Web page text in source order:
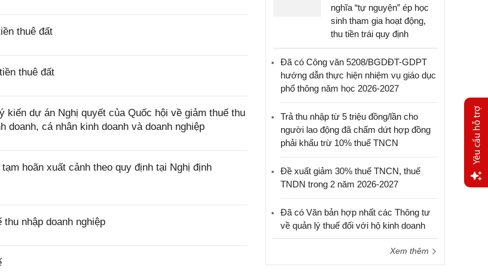
thuê đất
thuê đất
kiến dự án Nghị quyết của Quốc hội về giảm thuế thu
doanh, cá nhân kinh doanh và doanh nghiệp
hoãn xuất cảnh theo quy định tại Nghị định
nhập doanh nghiệp
nghĩa “tự nguyện” ép học
sinh tham gia hoạt động,
thu tiền trái quy định
Đã có Công văn 5208/BGDĐT-GDPT
hướng dẫn thực hiện nhiệm vụ giáo dục
phổ thông năm học 2026-2027
Trả thu nhập từ 5 triệu đồng/lần cho
người lao động đã chấm dứt hợp đồng
phải khấu trừ 10% thuế TNCN
Đề xuất giảm 30% thuế TNCN, thuế
TNDN trong 2 năm 2026-2027
Đã có Văn bản hợp nhất các Thông tư
về quản lý thuế đối với hộ kinh doanh
Xem thêm